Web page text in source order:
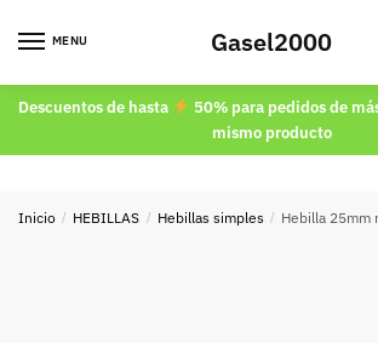
MENU Gasel2000
Descuentos de hasta
50% para pedidos de
mismo producto
Inicio / HEBILLAS / Hebillas simples / Hebilla 25mm